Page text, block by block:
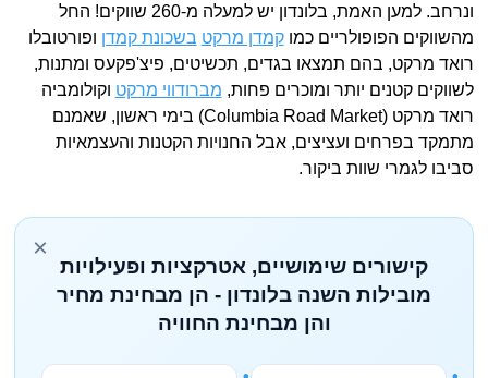
ונרחב. למען האמת, בלונדון יש למעלה מ-260 שווקים! החל
מהשווקים הפופולריים כמוקמדן מרקט בשכונת קמדן ופורטובלו
רואד מרקט, בהם תמצאו בגדים, תכשיטים, פיצ'פקעס ומתנות,
לשווקים קטנים יותר ומוכרים פחות, מברודווי מרקט וקולומביה
רואד מרקט (Columbia Road Market) בימי ראשון, שאמנם
מתמקד בפרחים ועציצים, אבל החנויות הקטנות והעצמאיות
סביבו לגמרי שוות ביקור.
×
קישורים שימושיים, אטרקציות ופעילויות
מובילות השנה בלונדון - הן מבחינת מחיר
והן מבחינת החוויה